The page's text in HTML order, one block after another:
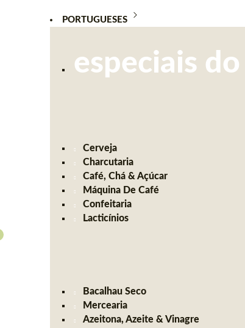
PORTUGUESES
especiais
Cerveja
Charcutaria
Café, Chá & Açúcar
Máquina De Café
Confeitaria
Lacticínios
Bacalhau Seco
Mercearia
Azeitona, Azeite & Vinagre